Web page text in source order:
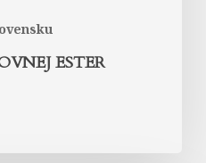
ESTER